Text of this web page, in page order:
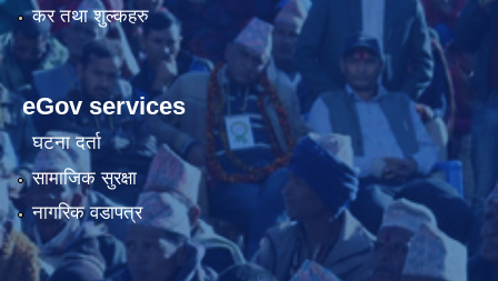
कर तथा शुल्कहरु
eGov services
घटना दर्ता
सामाजिक सुरक्षा
नागरिक वडापत्र